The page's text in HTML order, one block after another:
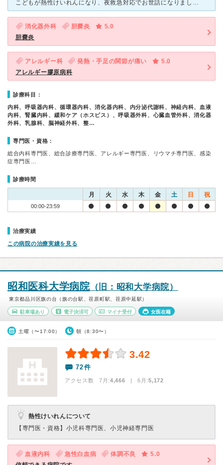
こどもが熱性けいれんになり、夜救急対応でお世話になりました。江東区の救急対応としては聖路加が多いのかかなりの患者さんが待っていました。いくら救急車で運ばれたとしてもやはりかなりの待ち時間があり、やっと
消化器外科 胆嚢炎
5.0
胆嚢炎
アレルギー科 発熱・手足の関節が痛い
5.0
アレルギー膠原病科
診療科目：
内科、呼吸器内科、循環器内科、消化器内科、内分泌代謝科、神経内科、血液
内科、腎臓内科、緩和ケア（ホスピス）、呼吸器外科、心臓血管外科、消化器
外科、乳腺科、脳神経外科、整…
専門医・資格：
総合内科専門医、総合診療専門医、アレルギー専門医、リウマチ専門医、感染
症専門医…
診療時間
月 火 水 木 金 土 日 祝
00:00-23:59
治療実績
この病院の治療実績を見る
昭和医科大学病院（旧：昭和大学病院）
東京都品川区旗の台（旗の台駅、荏原町駅、荏原中延駅）
駐車場あり 電子決済可 マイナ受付 女医在籍
土曜（〜17:00） 朝（8:30〜）
3.42
72件
アクセス数 7月:4,466 | 6月:5,172
熱性けいれんについて
【専門医・資格】 小児科専門医、小児神経専門医
血液内科 急性白血病 体調不良
5.0